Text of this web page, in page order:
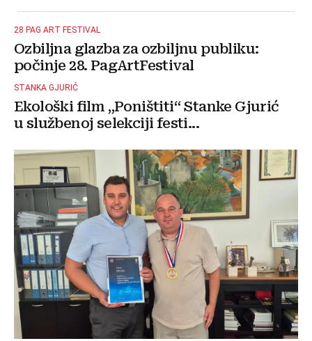
28 PAG ART FESTIVAL
Ozbiljna glazba za ozbiljnu publiku:
počinje 28. PagArtFestival
STANKA GJURIĆ
Ekološki film „Poništiti“ Stanke Gjurić
u službenoj selekciji festi...